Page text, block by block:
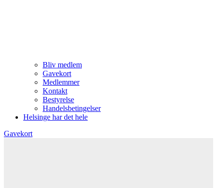
Bliv medlem
Gavekort
Medlemmer
Kontakt
Bestyrelse
Handelsbetingelser
Helsinge har det hele
Gavekort